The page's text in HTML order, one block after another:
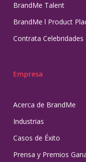
BrandMe Talent
BrandMe l Product
Contrata Celebridades
Empresa
Acerca de BrandMe
Industrias
Casos de Éxito
Prensa y Premios